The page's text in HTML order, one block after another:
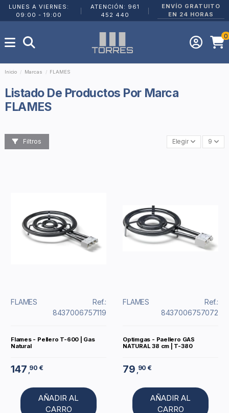
LUNES A VIERNES:
09:00 - 19:00
ATENCIÓN: 961
452 440
ENVÍO GRATUITO
EN 24 HORAS
0
Inicio Marcas FLAMES
Listado De Productos Por Marca
FLAMES
Filtros Elegir 9
FLAMES
Ref.:
8437006757119
Flames - Pellero T-600 | Gas
Natural
147 ,90 €
AÑADIR AL
CARRO
FLAMES
Ref.:
8437006757072
Optimgas - Paellero GAS
NATURAL 38 cm | T-380
79 90 €
AÑADIR AL
CARRO